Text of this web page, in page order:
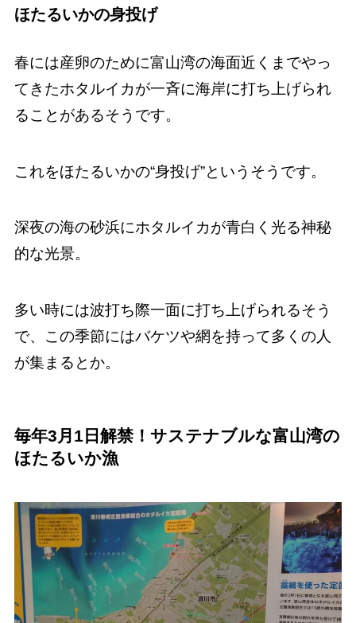
ほたるいかの身投げ
春には産卵のために富山湾の海面近くまでやっ
てきたホタルイカが一斉に海岸に打ち上げられ
ることがあるそうです。
これをほたるいかの“身投げ”というそうです。
深夜の海の砂浜にホタルイカが青白く光る神秘
的な光景。
多い時には波打ち際一面に打ち上げられるそう
で、この季節にはバケツや網を持って多くの人
が集まるとか。
毎年3月1日解禁！サステナブルな富山湾の
ほたるいか漁